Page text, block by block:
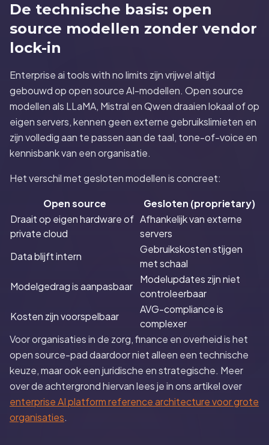
De technische basis: open
source modellen zonder vendor
lock-in
Enterprise ai tools with no limits zijn vrijwel altijd
gebouwd op open source AI-modellen. Open source
modellen als LLaMA, Mistral en Qwen draaien lokaal of op
eigen servers, kennen geen externe gebruikslimieten en
zijn volledig aan te passen aan de taal, tone-of-voice en
kennisbank van een organisatie.
Het verschil met gesloten modellen is concreet:
Open source
Gesloten (proprietary)
Draait op eigen hardware of
private cloud
Afhankelijk van externe
servers
Data blijft intern
Gebruikskosten stijgen
met schaal
Modelgedrag is aanpasbaar
Modelupdates zijn niet
controleerbaar
Kosten zijn voorspelbaar
AVG-compliance is
complexer
Voor organisaties in de zorg, finance en overheid is het
open source-pad daardoor niet alleen een technische
keuze, maar ook een juridische en strategische. Meer
over de achtergrond hiervan lees je in ons artikel over
enterprise AI platform reference architecture voor grote
organisaties.